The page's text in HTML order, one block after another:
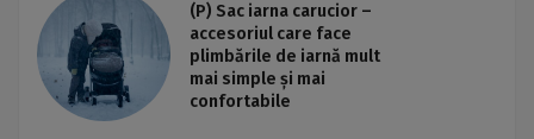
(P) Sac iarna carucior –
accesoriul care face
plimbările de iarnă mult
mai simple și mai
confortabile